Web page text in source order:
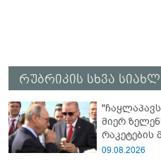
რუბრიკის სხვა
მიერ
რაკეტების
09.08.2026